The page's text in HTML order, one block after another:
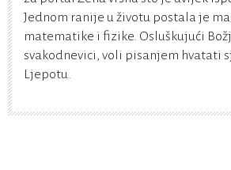
Jednom ranije u životu postala je
matematike i fizike. Osluškujući
svakodnevici, voli pisanjem hvatati
Ljepotu.